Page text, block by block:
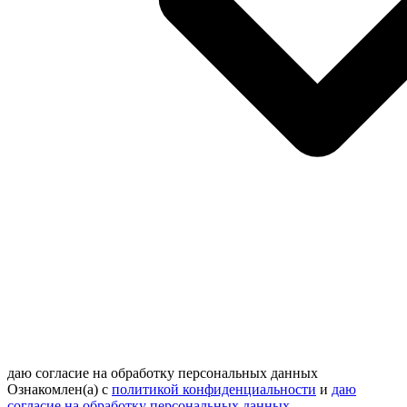
даю согласие на обработку персональных данных
Ознакомлен(а) с политикой конфиденциальности и даю